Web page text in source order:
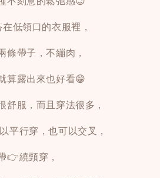
低領口的衣服裡，
條帶子，不繃肉，
算露出來也好看😁
舒服，而且穿法很多，
平行穿，也可以交叉，
👉繞頸穿，